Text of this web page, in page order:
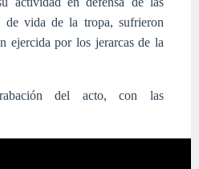
de vida de la tropa, sufrieron
ejercida por los jerarcas de la
del acto, con las